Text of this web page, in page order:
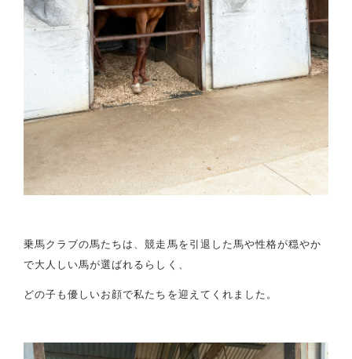
乗馬クラブの馬たちは、競走馬を引退した馬や性格が穏やか
で大人しい馬が選ばれるらしく、
どの子も優しいお顔で私たちを迎えてくれました。